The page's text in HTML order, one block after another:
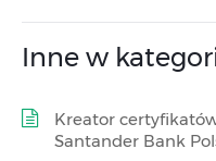
Inne w
Kreator
Santander Bank